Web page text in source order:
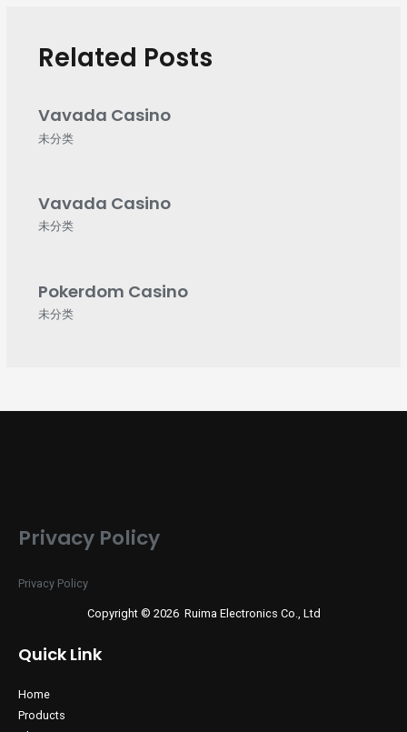
Related Posts
Vavada Casino
未分类
Vavada Casino
未分类
Pokerdom Casino
未分类
Privacy Policy
Privacy Policy
Copyright © 2026 Ruima Electronics Co., Ltd
Quick Link
Home
Products